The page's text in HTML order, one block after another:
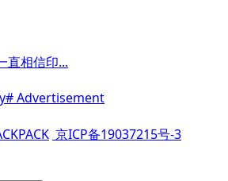
直相信印...
# Advertisement
京ICP备19037215号-3